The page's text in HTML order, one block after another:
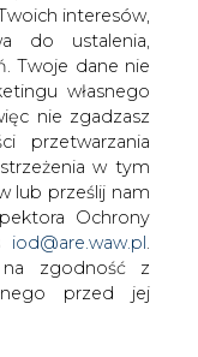
interesów,
do ustalenia,
Twoje dane nie
własnego
nie zgadzasz
przetwarzania
w tym
lub prześlij nam
Ochrony
iod@are.waw.pl
zgodność z
przed jej
PGE
rozpoczął
linii
które
po
nowo